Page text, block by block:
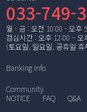
033-749-
월 - 금 : 오전 10:00 - 오후
점심시간 : 오후 12:00 ~ 오
(토요일, 일요일, 공휴일 휴
Banking Info
Community
NOTICE
FAQ Q&A